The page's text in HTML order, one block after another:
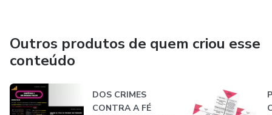
Outros produtos de quem criou esse
conteúdo
DOS CRIMES
CONTRA A FÉ